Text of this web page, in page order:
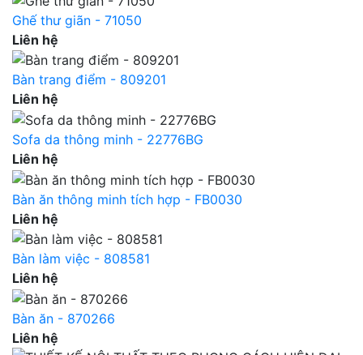
Ghế thư giãn - 71050
Liên hệ
Bàn trang điểm - 809201
Liên hệ
Sofa da thông minh - 22776BG
Liên hệ
Bàn ăn thông minh tích hợp - FB0030
Liên hệ
Bàn làm việc - 808581
Liên hệ
Bàn ăn - 870266
Liên hệ